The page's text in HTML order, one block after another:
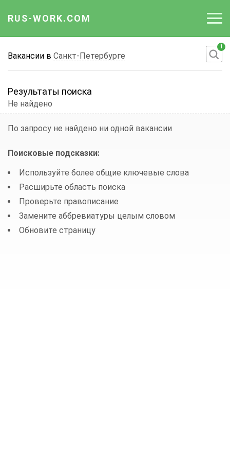
RUS-WORK.COM
Вакансии
Отрасли
Вакансии в Санкт-Петербурге
1
Результаты поиска
Не найдено
По запросу не найдено ни одной вакансии
Поисковые подсказки:
Используйте более общие ключевые слова
Расширьте область поиска
Проверьте правописание
Замените аббревиатуры целым словом
Обновите страницу